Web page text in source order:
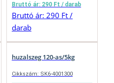
Bruttó ár: 290 Ft / darab
Bruttó ár: 290 Ft /
darab
huzalszeg 120-as/5kg
Cikkszám: SK6-4001300